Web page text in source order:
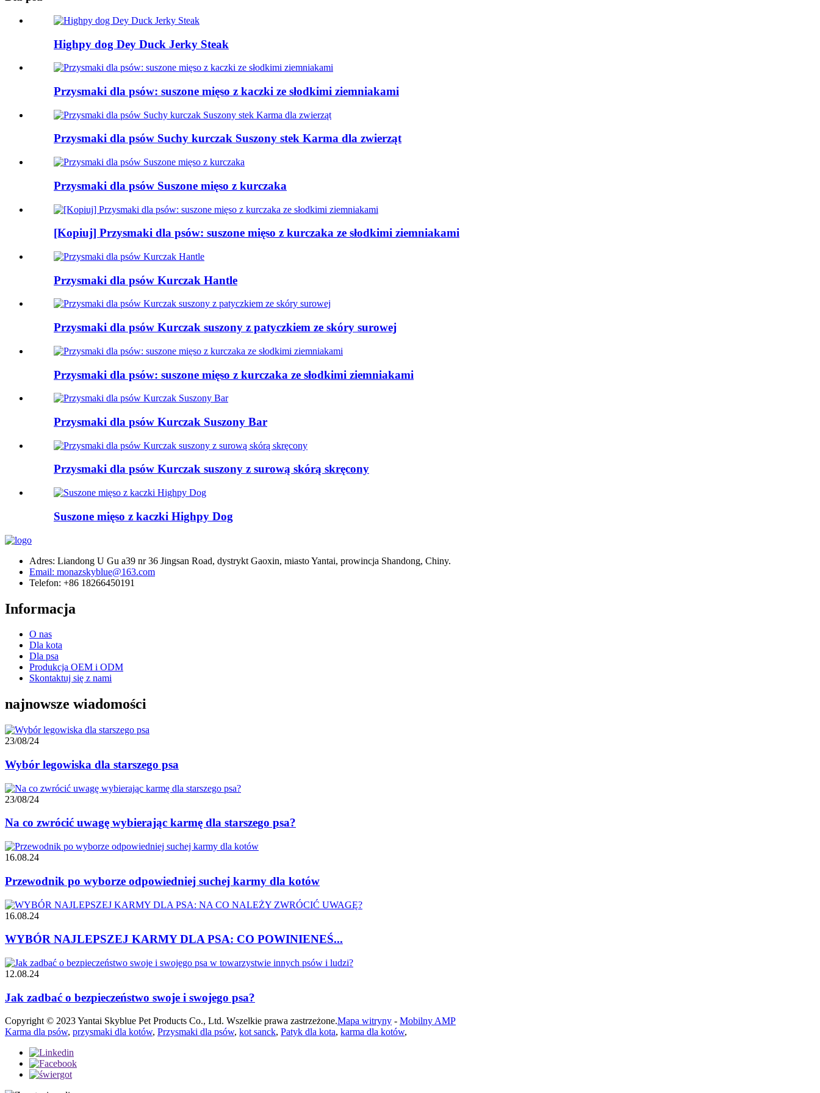
Highpy dog ​​Dey Duck Jerky Steak
Przysmaki dla psów: suszone mięso z kaczki ze słodkimi ziemniakami
Przysmaki dla psów Suchy kurczak Suszony stek Karma dla zwierząt
Przysmaki dla psów Suszone mięso z kurczaka
[Kopiuj] Przysmaki dla psów: suszone mięso z kurczaka ze słodkimi ziemniakami
Przysmaki dla psów Kurczak Hantle
Przysmaki dla psów Kurczak suszony z patyczkiem ze skóry surowej
Przysmaki dla psów: suszone mięso z kurczaka ze słodkimi ziemniakami
Przysmaki dla psów Kurczak Suszony Bar
Przysmaki dla psów Kurczak suszony z surową skórą skręcony
Suszone mięso z kaczki Highpy Dog
Adres: Liandong U Gu a39 nr 36 Jingsan Road, dystrykt Gaoxin, miasto Yantai, prowincja Shandong, Chiny.
Email: monazskyblue@163.com
Telefon: +86 18266450191
Informacja
O nas
Dla kota
Dla psa
Produkcja OEM i ODM
Skontaktuj się z nami
najnowsze wiadomości
23/08/24
Wybór legowiska dla starszego psa
23/08/24
Na co zwrócić uwagę wybierając karmę dla starszego psa?
16.08.24
Przewodnik po wyborze odpowiedniej suchej karmy dla kotów
16.08.24
WYBÓR NAJLEPSZEJ KARMY DLA PSA: CO POWINIENEŚ...
12.08.24
Jak zadbać o bezpieczeństwo swoje i swojego psa?
Copyright © 2023 Yantai Skyblue Pet Products Co., Ltd. Wszelkie prawa zastrzeżone.Mapa witryny - Mobilny AMP
Karma dla psów, przysmaki dla kotów, Przysmaki dla psów, kot sanck, Patyk dla kota, karma dla kotów,